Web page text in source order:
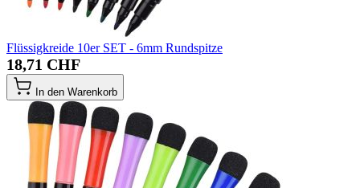
Flüssigkreide 10er SET - 6mm Rundspitze
18,71 CHF
In den Warenkorb